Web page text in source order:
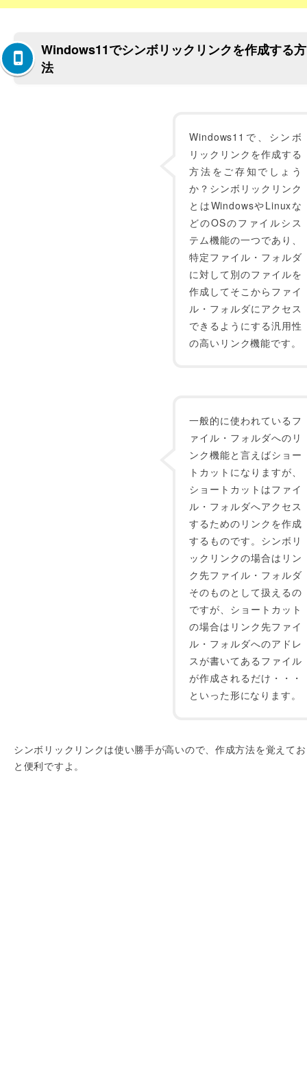
Windows11でシンボリックリンクを作成する方
法
Windows11で、シンボ
リックリンクを作成する
方法をご存知でしょう
か？シンボリックリンク
とはWindowsやLinuxな
どのOSのファイルシス
テム機能の一つであり、
特定ファイル・フォルダ
に対して別のファイルを
作成してそこからファイ
ル・フォルダにアクセス
できるようにする汎用性
の高いリンク機能です。
一般的に使われているフ
ァイル・フォルダへのリ
ンク機能と言えばショー
トカットになりますが、
ショートカットはファイ
ル・フォルダへアクセス
するためのリンクを作成
するものです。シンボリ
ックリンクの場合はリン
ク先ファイル・フォルダ
そのものとして扱えるの
ですが、ショートカット
の場合はリンク先ファイ
ル・フォルダへのアドレ
スが書いてあるファイル
が作成されるだけ・・・
といった形になります。
シンボリックリンクは使い勝手が高いので、作成方法を覚えて
と便利ですよ。